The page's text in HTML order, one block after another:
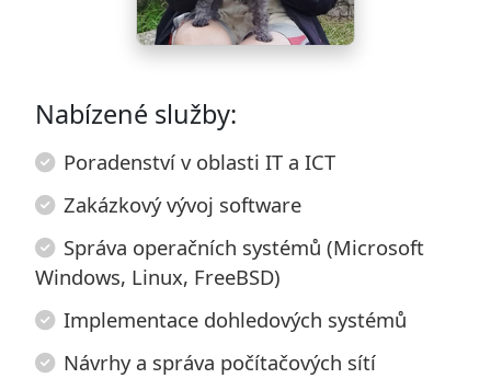
Nabízené služby:
Poradenství v oblasti IT a ICT
Zakázkový vývoj software
Správa operačních systémů (Microsoft
Windows, Linux, FreeBSD)
Implementace dohledových systémů
Návrhy a správa počítačových sítí